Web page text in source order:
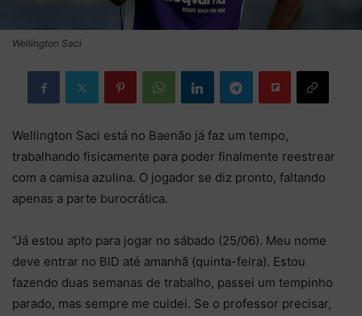
Wellington Saci
Wellington Saci está no Baenão já faz um tempo,
trabalhando fisicamente para poder finalmente reestrear
com a camisa azulina. O jogador se diz pronto, faltando
apenas a parte burocrática.
“Já estou apto para jogar no sábado (25/06). Meu nome
deve entrar no BID até amanhã (quinta-feira). Estou
fazendo duas semanas de trabalho, passei um tempinho
parado, mas sempre me cuidei. Se o professor precisar,